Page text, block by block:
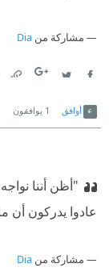
مشاركة من Dia
أوافق 1 يوافقون
"أظن أننا
عادوا يدركون أن
مشاركة من Dia